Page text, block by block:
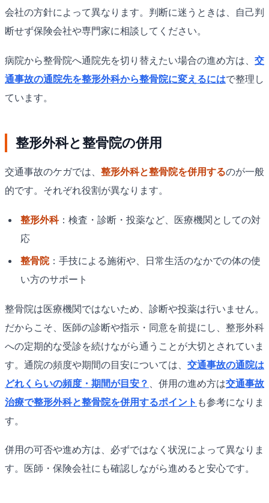
会社の方針によって異なります。判断に迷うときは、自己判
断せず保険会社や専門家に相談してください。
病院から整骨院へ通院先を切り替えたい場合の進め方は、 交
通事故の通院先を整形外科から整骨院に変えるにはで整理し
ています。
整形外科と整骨院の併用
交通事故のケガでは、 整形外科と整骨院を併用するのが一般
的です。それぞれ役割が異なります。
整形外科：検査・診断・投薬など、医療機関としての対
応
整骨院：手技による施術や、日常生活のなかでの体の使
い方のサポート
整骨院は医療機関ではないため、診断や投薬は行いません。
だからこそ、医師の診断や指示・同意を前提にし、整形外科
への定期的な受診を続けながら通うことが大切とされていま
す。通院の頻度や期間の目安については、 交通事故の通院は
どれくらいの頻度・期間が目安？
、併用の進め方は交通事故
治療で整形外科と整骨院を併用するポイント も参考になりま
す。
併用の可否や進め方は、必ずではなく状況によって異なりま
す。医師・保険会社にも確認しながら進めると安心です。